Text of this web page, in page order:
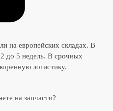
на европейских складах. В
до 5 недель. В срочных
логистику.
на запчасти?